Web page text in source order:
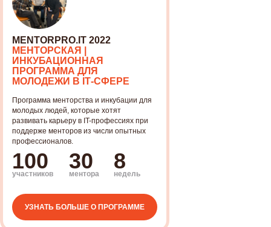
100
участников
30
ментора
8
недель
MENTORPRO.IT 2022
МЕНТОРСКАЯ |
ИНКУБАЦИОННАЯ
ПРОГРАММА ДЛЯ
МОЛОДЕЖИ В IТ-СФЕРЕ
Программа менторства и инкубации для
молодых людей, которые хотят
развивать карьеру в IT-профессиях при
поддерже менторов из числи опытных
профессионалов.
УЗНАТЬ БОЛЬШЕ О ПРОГРАММЕ
КАК МЫ РАБОТАЕМ